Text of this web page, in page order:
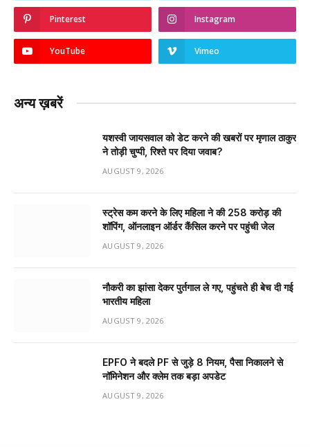
Pinterest Instagram
YouTube Vimeo
अन्य ख़बरें
यशस्वी जायसवाल को डेट करने की खबरों पर मृणाल ठाकुर
ने तोड़ी चुप्पी, रिश्ते पर दिया जवाब?
AUGUST 9, 2026
स्ट्रेस कम करने के लिए महिला ने की ₹258 करोड़ की
शॉपिंग, ऑनलाइन ऑर्डर कैंसिल करने पर पहुंची जेल
AUGUST 9, 2026
नौकरी का झांसा देकर पुर्तगाल ले गए, पहुंचते ही बेच दी गई
भारतीय महिला
AUGUST 9, 2026
EPFO ने बदले PF से जुड़े 8 नियम, पैसा निकालने से
नॉमिनेशन और क्लेम तक बड़ा अपडेट
AUGUST 9, 2026